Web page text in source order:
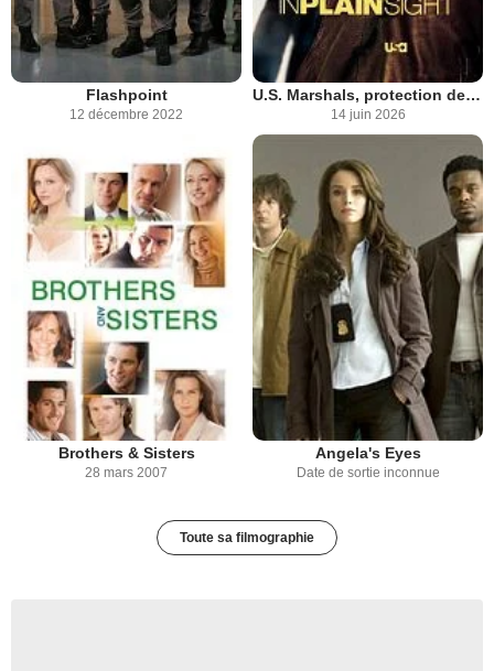
Flashpoint
12 décembre 2022
U.S. Marshals, protection de témoins
14 juin 2026
Brothers & Sisters
28 mars 2007
Angela's Eyes
Date de sortie inconnue
Toute sa filmographie